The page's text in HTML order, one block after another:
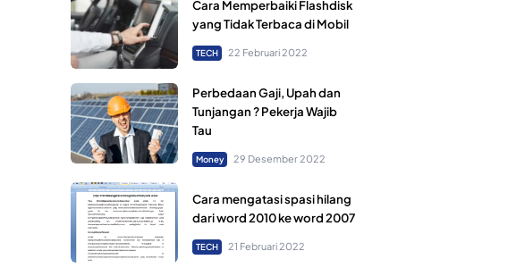
Cara Memperbaiki Flashdisk
yang Tidak Terbaca di Mobil
TECH 22 Februari 2022
Perbedaan Gaji, Upah dan
Tunjangan ? Pekerja Wajib
Tau
Money 29 Desember 2022
Cara mengatasi spasi hilang
dari word 2010 ke word 2007
TECH 21 Februari 2022